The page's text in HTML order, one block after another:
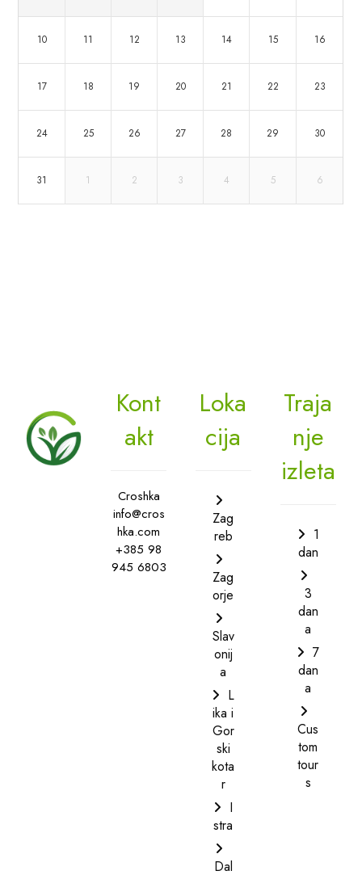
10 11 12 13 14 15 16
17 18 19 20 21 22 23
24 25 26 27 28 29 30
31 1 2 3 4 5 6
Kont
akt
Croshka
info@cros
hka.com
+385 98
945 6803
Loka
cija
Zag
reb
Zag
orje
Slav
onij
a
L
ika i
Gor
ski
kota
r
I
stra
Dal
Traja
nje
izleta
1
dan
3
dan
a
7
dan
a
Cus
tom
tour
s